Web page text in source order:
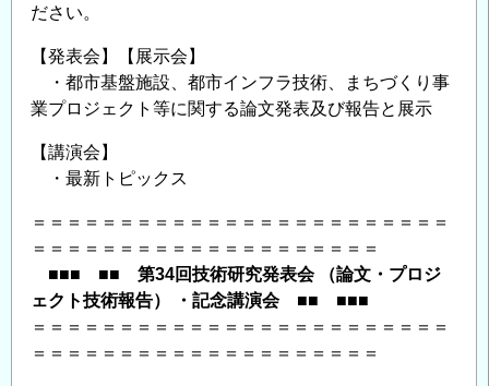
開
の
内
＜
得
ださい。
【発表会】【展示会】
・都市基盤施設、都市インフラ技術、まちづくり事
業プロジェクト等に関する論文発表及び報告と展示
【講演会】
・最新トピックス
＝＝＝＝＝＝＝＝＝＝＝＝＝＝＝＝＝＝＝＝＝＝＝＝
＝＝＝＝＝＝＝＝＝＝＝＝＝＝＝＝＝＝＝＝
■■■ ■■ 第34回技術研究発表会 （論文・プロジ
ェクト技術報告） ・記念講演会 ■■ ■■■
＝＝＝＝＝＝＝＝＝＝＝＝＝＝＝＝＝＝＝＝＝＝＝＝
＝＝＝＝＝＝＝＝＝＝＝＝＝＝＝＝＝＝＝＝